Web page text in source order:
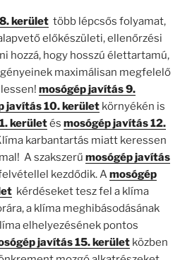
kerülettöbb lépcsős folyamat,
előkészületi, ellenőrzési
hozzá, hogy hosszú élettartamú,
maximálisan megfelelő
mosógép javítás 9.
javítás 10. kerületkörnyékén is
kerületés mosógép javítás 12.
karbantartás miatt keressen
A szakszerű mosógép javítás
kezdődik. Amosógép
kérdéseket tesz fel a klíma
a klíma meghibásodásának
elhelyezésének pontos
javítás 15. kerületközben